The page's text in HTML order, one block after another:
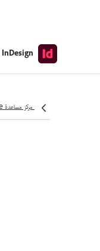
InDesign
مركز مساعدة Adobe